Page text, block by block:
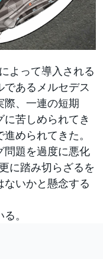
よって導入される
あるメルセデス
際、一連の短期
苦しめられてき
められてきた。
題を過度に悪化
に踏み切らざるを
いかと懸念する
。